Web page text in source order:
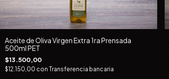
Aceite de Oliva Virgen Extra 1ra Prensada
500ml PET
$13.500,00
$12.150,00 con Transferencia bancaria